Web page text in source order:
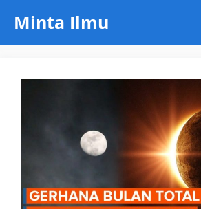
content
Minta Ilmu